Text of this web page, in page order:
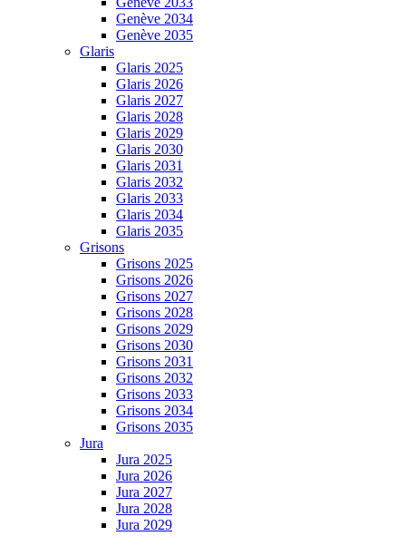
Genève 2034
Genève 2035
Glaris
Glaris 2025
Glaris 2026
Glaris 2027
Glaris 2028
Glaris 2029
Glaris 2030
Glaris 2031
Glaris 2032
Glaris 2033
Glaris 2034
Glaris 2035
Grisons
Grisons 2025
Grisons 2026
Grisons 2027
Grisons 2028
Grisons 2029
Grisons 2030
Grisons 2031
Grisons 2032
Grisons 2033
Grisons 2034
Grisons 2035
Jura
Jura 2025
Jura 2026
Jura 2027
Jura 2028
Jura 2029